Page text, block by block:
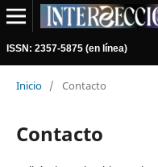
ISSN: 2357-5875 (en línea)
Inicio / Contacto
Contacto